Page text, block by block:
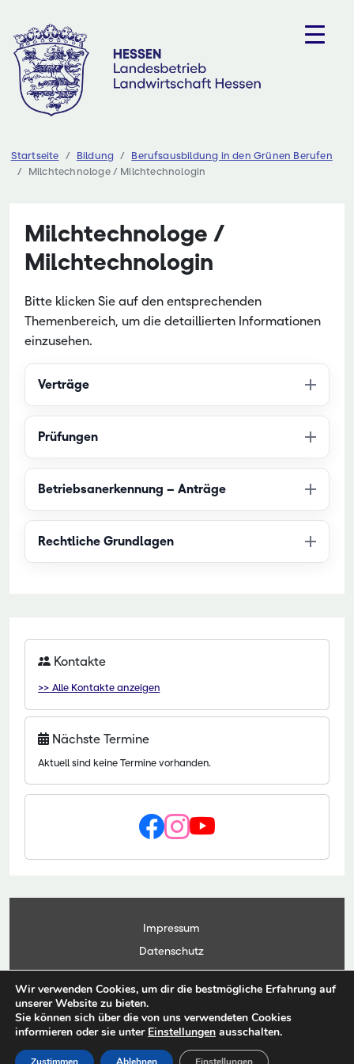
Inhalt
springen
Startseite Bildung
Berufsausbildung in den Grünen Berufen
Milchtechnologe / Milchtechnologin
Milchtechnologe /
Milchtechnologin
Bitte klicken Sie auf den entsprechenden
Themenbereich, um die detaillierten Informationen
einzusehen.
Verträge
Prüfungen
Betriebsanerkennung – Anträge
Rechtliche Grundlagen
Kontakte
>> Alle Kontakte anzeigen
Nächste Termine
Aktuell sind keine Termine vorhanden.
Impressum
Datenschutz
Kontakt
Anwendungsportal
© Copyright Landesbetrieb Landwirtschaft Hessen 2026
Wir verwenden Cookies, um dir die bestmögliche Erfahrung auf
unserer Website zu bieten.
Sie können sich über die von uns verwendeten Cookies
informieren oder sie unter Einstellungen ausschalten.